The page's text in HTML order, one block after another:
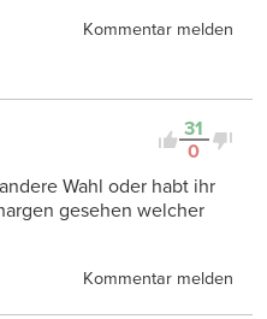
Kommentar melden
31
0
Wahl oder habt ihr
gesehen welcher
Kommentar melden